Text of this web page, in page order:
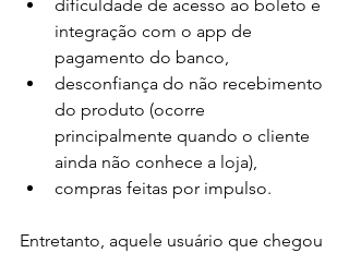
dificuldade de acesso ao boleto e
integração com o app de
pagamento do banco,
desconfiança do não recebimento
do produto (ocorre
principalmente quando o cliente
ainda não conhece a loja),
compras feitas por impulso.
Entretanto, aquele usuário que chegou